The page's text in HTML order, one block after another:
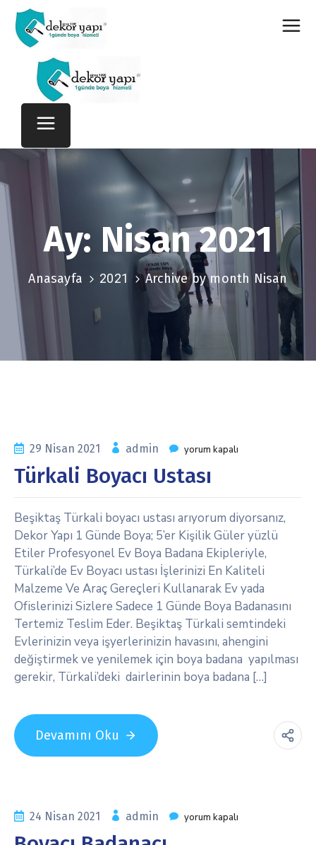
Ay: Nisan 2021
Anasayfa 2021 Archive by month Nisan
29 Nisan 2021 admin yorum kapalı
Türkali Boyacı Ustası
Beşiktaş Türkali boyacı ustası arıyorum diyorsanız,
Dekor Yapı 1 Günde Boya; 5’er Kişilik Güler yüzlü
Etiler Profesyonel Ev Boya Badana Ekipleriyle,
Türkali’de Ev Boyacı ustası İşlerinizi En Kaliteli
Malzeme Ve Araç Gereçleri Kullanarak Ev yada
Ofislerinizi Sizlere Sadece 1 Günde Boya Badanasını
Tertemiz Teslim Eder. Beşiktaş Türkali semtindeki
Evlerinizin veya işyerlerinizin havasını, ahengini
değiştirmek ve yenilemek için boya badana yapılması
gerekir, Türkali’deki dairlerinin boya badana […]
Devamını Oku
24 Nisan 2021 admin yorum kapalı